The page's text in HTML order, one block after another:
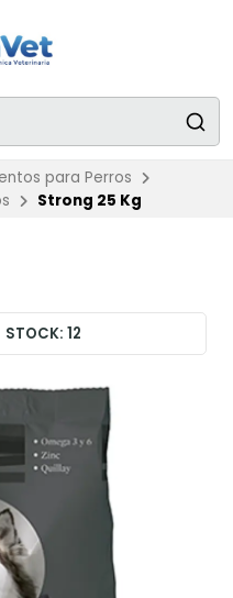
para Perros
Strong 25 Kg
STOCK: 12